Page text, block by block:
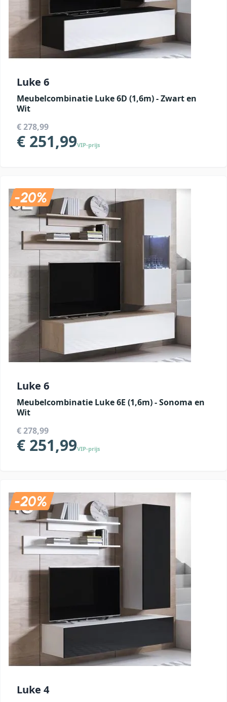
Luke 6
Meubelcombinatie Luke 6D (1,6m) - Zwart en
Wit
€ 278,99
€ 251,99VIP-prijs
Luke 6
Meubelcombinatie Luke 6E (1,6m) - Sonoma en
Wit
€ 278,99
€ 251,99VIP-prijs
Luke 4